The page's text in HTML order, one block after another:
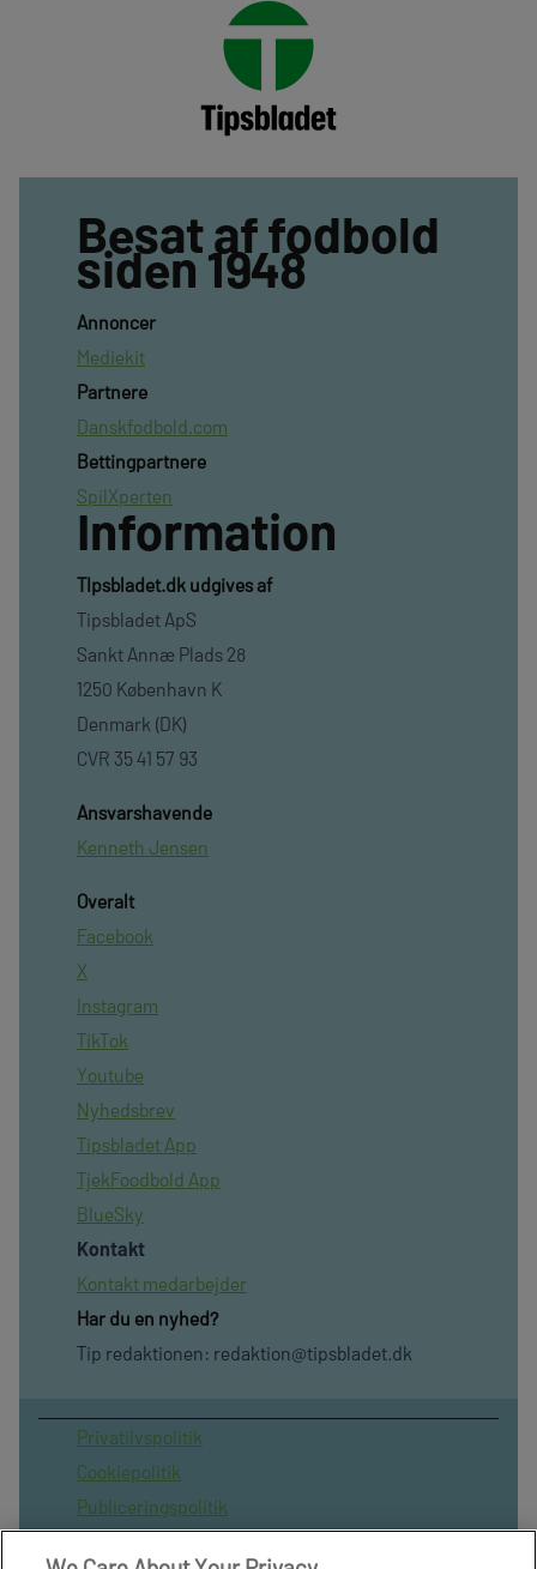
Besat af fodbold
siden 1948
Annoncer
Mediekit
Partnere
Danskfodbold.com
Bettingpartnere
SpilXperten
Information
TIpsbladet.dk udgives af
Tipsbladet ApS
Sankt Annæ Plads 28
1250 København K
Denmark (DK)
CVR 35 41 57 93
Ansvarshavende
Kenneth Jensen
Overalt
Facebook
X
Instagram
TikTok
Youtube
Nyhedsbrev
Tipsbladet App
TjekFoodbold App
BlueSky
Kontakt
Kontakt medarbejder
Har du en nyhed?
Tip redaktionen: redaktion@tipsbladet.dk
Privatilvspolitik
Cookiepolitik
Publiceringspolitik